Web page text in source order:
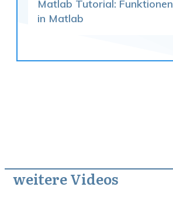
Matlab Tutorial: Funktionen
in Matlab
weitere Videos